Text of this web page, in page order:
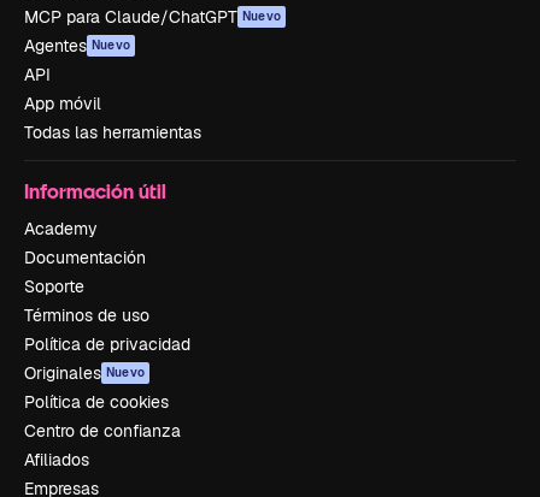
MCP para Claude/ChatGPT Nuevo
Agentes Nuevo
API
App móvil
Todas las herramientas
Información útil
Academy
Documentación
Soporte
Términos de uso
Política de privacidad
Originales Nuevo
Política de cookies
Centro de confianza
Afiliados
Empresas